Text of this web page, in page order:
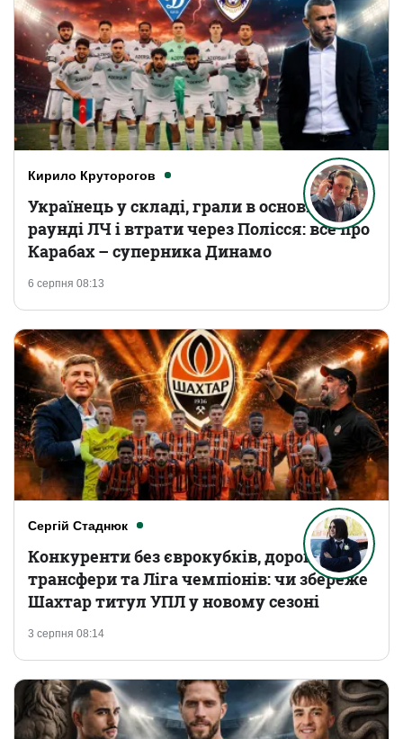
Кирило Круторогов
6 серпня 08:13
Українець у складі, грали в основному
раунді ЛЧ і втрати через Полісся: все про
Карабах – суперника Динамо
Сергій Стаднюк
3 серпня 08:14
Конкуренти без єврокубків, дорогі
трансфери та Ліга чемпіонів: чи збереже
Шахтар титул УПЛ у новому сезоні